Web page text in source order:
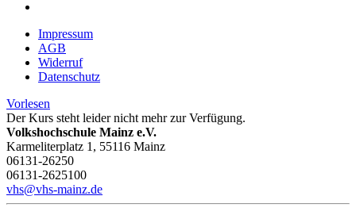
Impressum
AGB
Widerruf
Datenschutz
Vorlesen
Der Kurs steht leider nicht mehr zur Verfügung.
Volkshochschule Mainz e.V.
Karmeliterplatz 1, 55116 Mainz
06131-26250
06131-2625100
vhs@vhs-mainz.de